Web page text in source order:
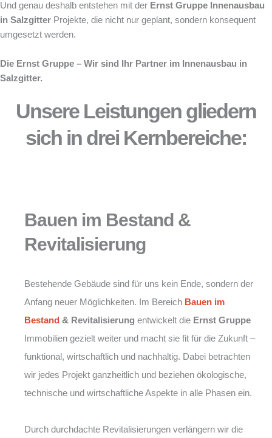
Und genau deshalb entstehen mit der Ernst Gruppe Innenausbau
in Salzgitter Projekte, die nicht nur geplant, sondern konsequent
umgesetzt werden.
Die Ernst Gruppe – Wir sind Ihr Partner im Innenausbau in
Salzgitter.
Unsere Leistungen gliedern
sich in drei Kernbereiche:
Bauen im Bestand &
Revitalisierung
Bestehende Gebäude sind für uns kein Ende, sondern der
Anfang neuer Möglichkeiten. Im Bereich Bauen im
Bestand & Revitalisierung entwickelt die Ernst Gruppe
Immobilien gezielt weiter und macht sie fit für die Zukunft –
funktional, wirtschaftlich und nachhaltig. Dabei betrachten
wir jedes Projekt ganzheitlich und beziehen ökologische,
technische und wirtschaftliche Aspekte in alle Phasen ein.
Durch durchdachte Revitalisierungen verlängern wir die